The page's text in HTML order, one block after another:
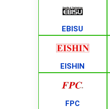
EBISU
EISHIN
FPC